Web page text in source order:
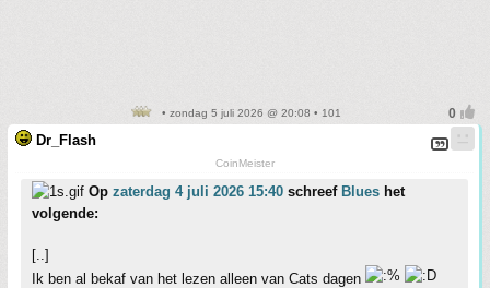
• zondag 5 juli 2026 @ 20:08 • 101
Dr_Flash
CoinMeister
Op zaterdag 4 juli 2026 15:40 schreef Blues het
volgende:
[..]
Ik ben al bekaf van het lezen alleen van Cats dagen